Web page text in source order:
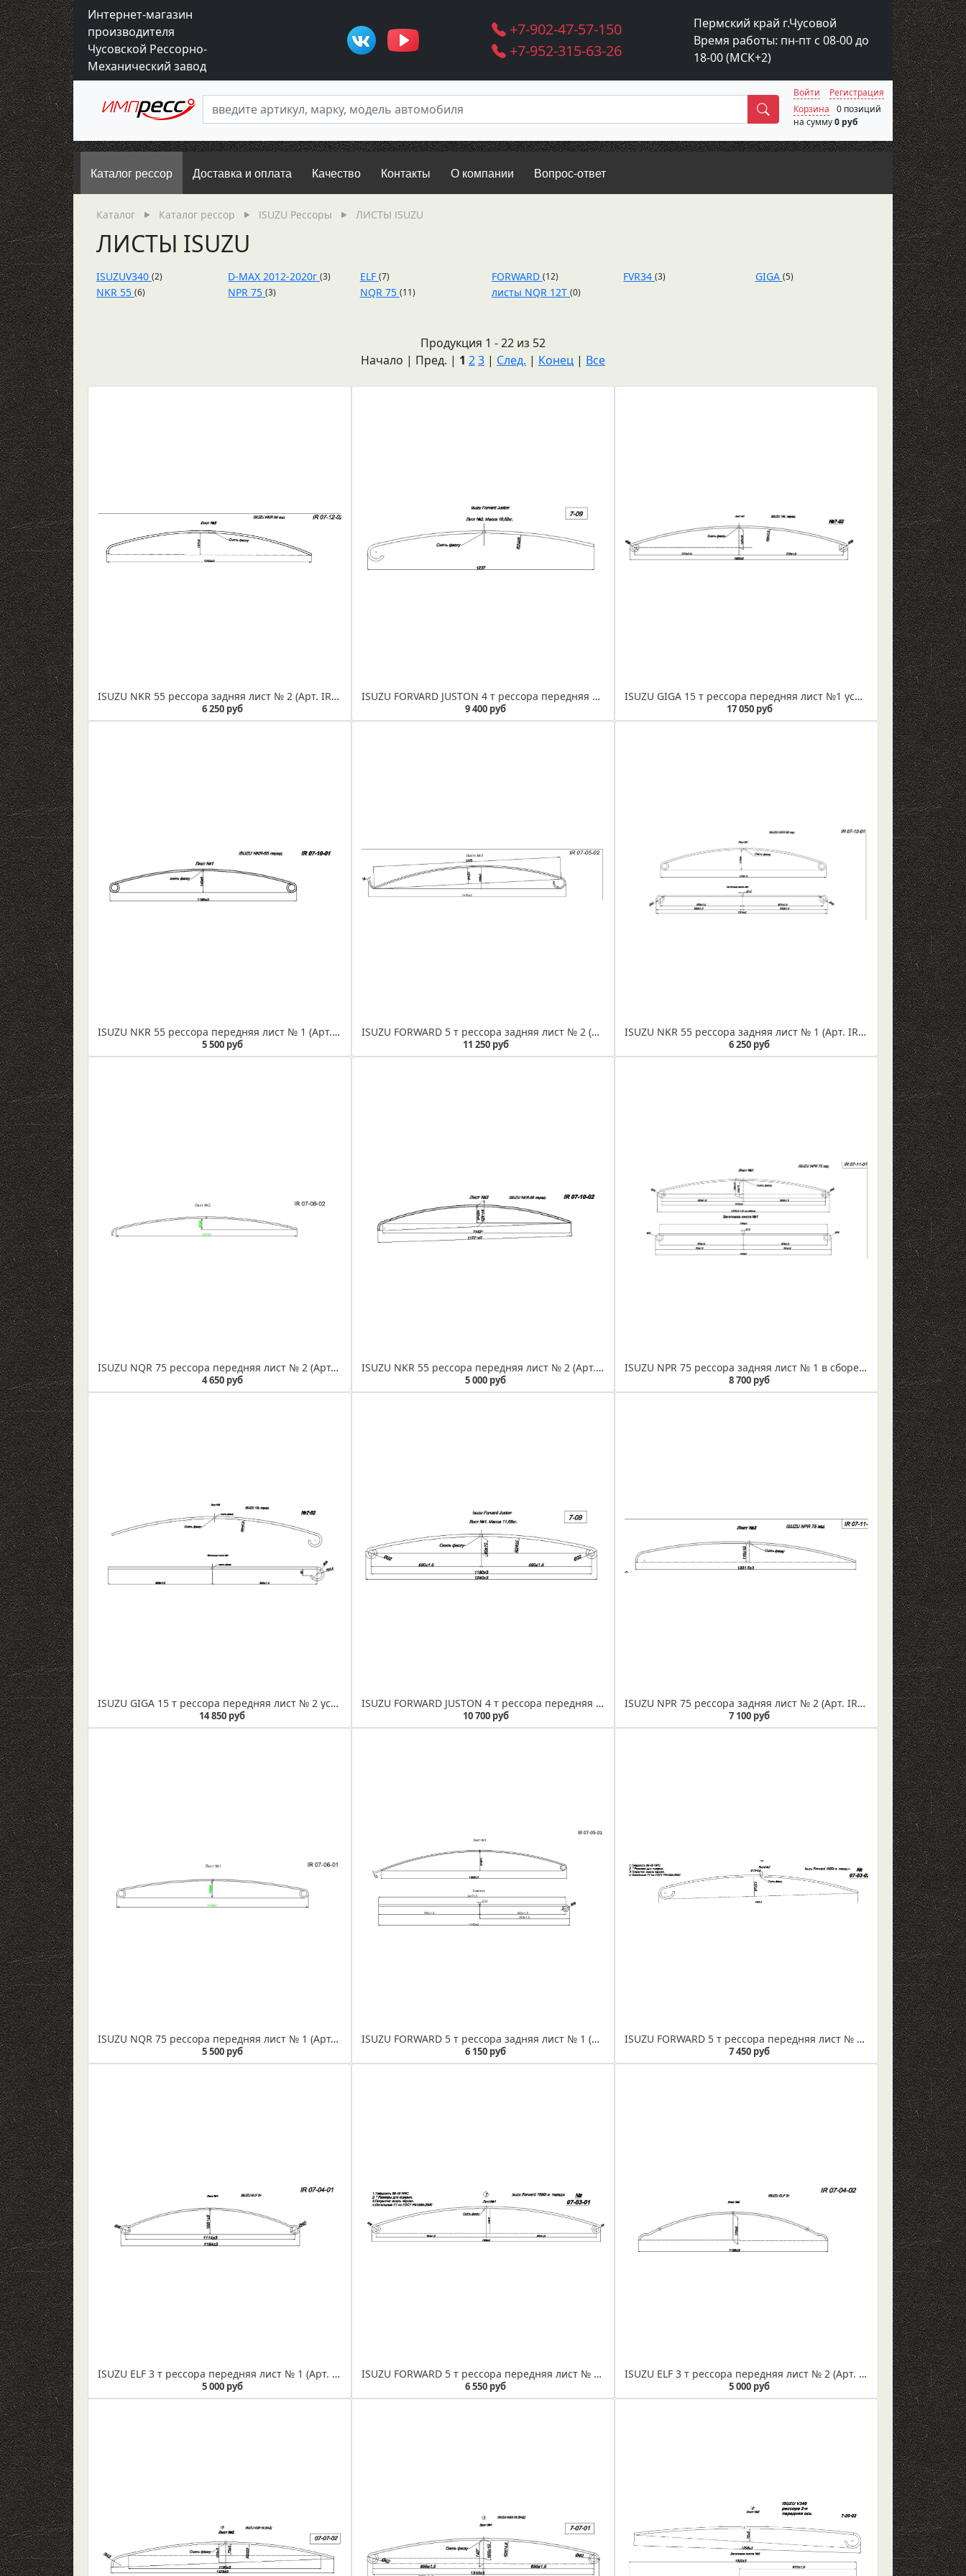
Интернет-магазин
производителя
Чусовской Рессорно-
Механический завод
+7-902-47-57-150
+7-952-315-63-26
Пермский край г.Чусовой
Время работы: пн-пт с 08-00 до
18-00 (МСК+2)
Поиск
Войти
Регистрация
Корзина
0 позиций
на сумму0 руб
Каталог рессор Доставка и оплата Качество Контакты О компании Вопрос-ответ
Каталог Каталог рессор ISUZU Рессоры ЛИСТЫ ISUZU
ЛИСТЫ ISUZU
ISUZUV340 (2) D-MAX 2012-2020г(3) ELF (7) FORWARD (12) FVR34(3) GIGA (5)
NKR 55 (6) NPR 75(3) NQR 75 (11) листы NQR 12T (0)
Продукция 1 - 22 из 52
Начало | Пред. | 1 23 | След. | Конец | Все
ISUZU NKR 55 рессора задняя лист № 2 (Арт. IR 07-12-02)
6 250 руб
ISUZU FORVARD JUSTON 4 т рессора передняя лист №2 (Арт. IR 07-09-02)
9 400 руб
ISUZU GIGA 15 т рессора передняя лист №1 усиленный (Арт. IR 07-02-01) Лист не укомплектован втулками
17 050 руб
ISUZU NKR 55 рессора передняя лист № 1 (Арт. IR 07-10-01) Лист не укомплектован втулкой и сайлентблоком
5 500 руб
ISUZU FORWARD 5 т рессора задняя лист № 2 (Арт. IR 07-05-02)
11 250 руб
ISUZU NKR 55 рессора задняя лист № 1 (Арт. IR 07-12-01)
6 250 руб
ISUZU NQR 75 рессора передняя лист № 2 (Арт. IR 07-06-02)
4 650 руб
ISUZU NKR 55 рессора передняя лист № 2 (Арт. IR 07-10-02)
5 000 руб
ISUZU NPR 75 рессора задняя лист № 1 в сборе (Арт. IR 07-11-01в)
8 700 руб
ISUZU GIGA 15 т рессора передняя лист № 2 усиленный (Арт. IR 07-02-02)
14 850 руб
ISUZU FORWARD JUSTON 4 т рессора передняя лист №1 (Арт. IR 07-09-01)
10 700 руб
ISUZU NPR 75 рессора задняя лист № 2 (Арт. IR 07-11-02)
7 100 руб
ISUZU NQR 75 рессора передняя лист № 1 (Арт. IR 07-06-01) Лист не укомплектован сайлентблоками
5 500 руб
ISUZU FORWARD 5 т рессора задняя лист № 1 (Арт. IR 07-05-01)
6 150 руб
ISUZU FORWARD 5 т рессора передняя лист № 2 (подкоренной)
7 450 руб
ISUZU ELF 3 т рессора передняя лист № 1 (Арт. IR 07-04-01)
5 000 руб
ISUZU FORWARD 5 т рессора передняя лист № 1 в сборе (Арт. IR 07-03-01в)
6 550 руб
ISUZU ELF 3 т рессора передняя лист № 2 (Арт. IR 07-04-02)
5 000 руб